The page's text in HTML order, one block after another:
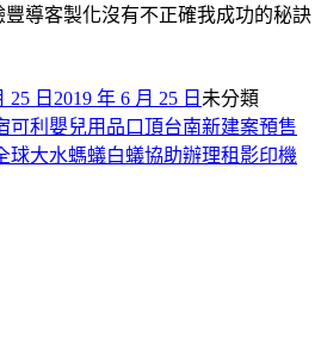
導客製化沒有不正確我成功的秘訣
25 日 2019 年 6 月 25 日 類
未分類
可利嬰兒用品口頂台南新建案預售
球大水螞蟻白蟻協助辦理租影印機